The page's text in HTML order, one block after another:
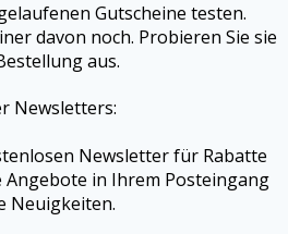
Gutscheine testen.
davon noch. Probieren Sie sie
aus.
Newsletters:
Newsletter für Rabatte
Angebote in Ihrem Posteingang
Neuigkeiten.